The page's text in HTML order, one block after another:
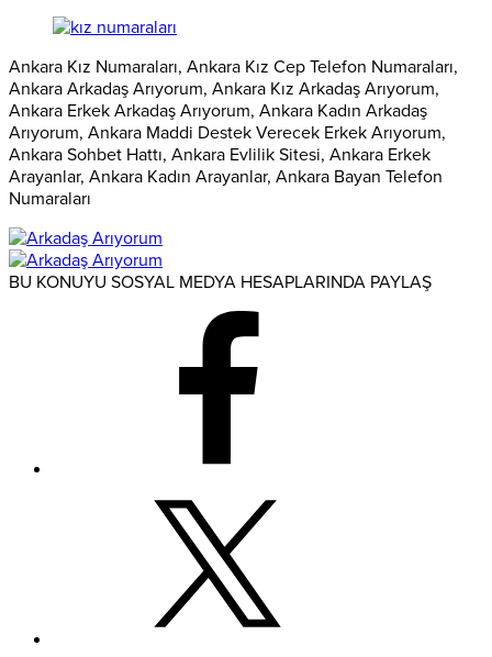
Ankara Kız Numaraları, Ankara Kız Cep Telefon Numaraları,
Ankara Arkadaş Arıyorum, Ankara Kız Arkadaş Arıyorum,
Ankara Erkek Arkadaş Arıyorum, Ankara Kadın Arkadaş
Arıyorum, Ankara Maddi Destek Verecek Erkek Arıyorum,
Ankara Sohbet Hattı, Ankara Evlilik Sitesi, Ankara Erkek
Arayanlar, Ankara Kadın Arayanlar, Ankara Bayan Telefon
Numaraları
BU KONUYU SOSYAL MEDYA HESAPLARINDA PAYLAŞ